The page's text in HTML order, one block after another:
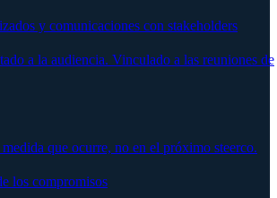
y comunicaciones con stakeholders
a la audiencia. Vinculado a las reuniones de
que ocurre, no en el próximo steerco.
los compromisos